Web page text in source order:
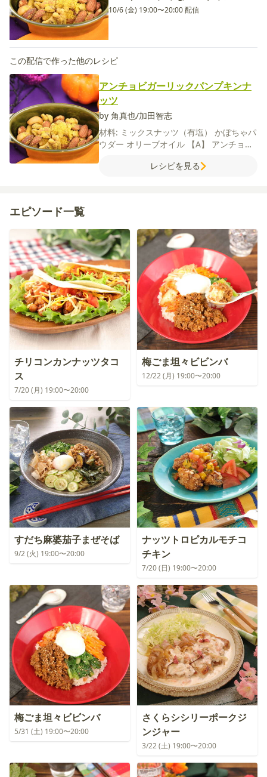
10/6 (金) 19:00〜20:00 配信
この配信で作った他のレシピ
アンチョビガーリックパンプキンナ
ッツ
by 角真也/加田智志
材料: ミックスナッツ（有塩） かぼちゃパ
ウダー オリーブオイル 【A】 アンチョビ
レシピを見る
エピソード一覧
チリコンカンナッツタコ
ス
7/20 (月) 19:00〜20:00
梅ごま坦々ビビンバ
12/22 (月) 19:00〜20:00
すだち麻婆茄子まぜそば
9/2 (火) 19:00〜20:00
ナッツトロピカルモチコ
チキン
7/20 (日) 19:00〜20:00
梅ごま坦々ビビンバ
5/31 (土) 19:00〜20:00
さくらシシリーポークジ
ンジャー
3/22 (土) 19:00〜20:00